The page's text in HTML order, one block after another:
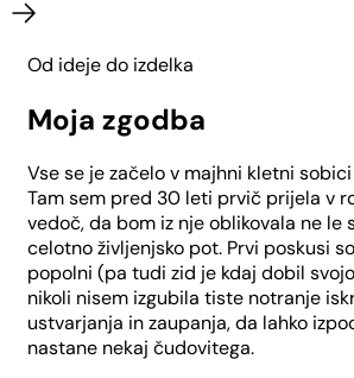
Od ideje do izdelka
Moja zgodba
Vse se je začelo v majhni kletni
Tam sem pred 30 leti prvič prijela v
vedoč, da bom iz nje oblikovala ne le
celotno življenjsko pot. Prvi poskusi
popolni (pa tudi zid je kdaj dobil
nikoli nisem izgubila tiste notranje
ustvarjanja in zaupanja, da lahko
nastane nekaj čudovitega.